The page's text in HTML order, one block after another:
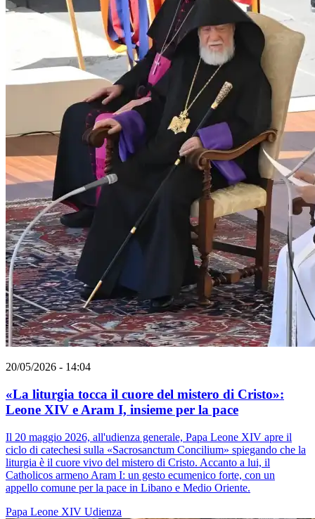
20/05/2026 - 14:04
«La liturgia tocca il cuore del mistero di Cristo»:
Leone XIV e Aram I, insieme per la pace
Il 20 maggio 2026, all'udienza generale, Papa Leone XIV apre il
ciclo di catechesi sulla «Sacrosanctum Concilium» spiegando che la
liturgia è il cuore vivo del mistero di Cristo. Accanto a lui, il
Catholicos armeno Aram I: un gesto ecumenico forte, con un
appello comune per la pace in Libano e Medio Oriente.
Papa Leone XIV Udienza